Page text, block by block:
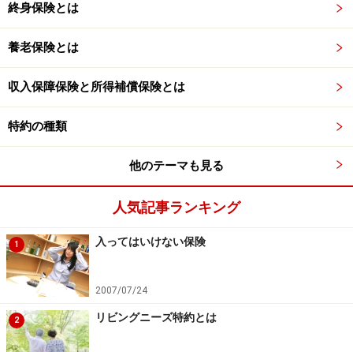
妻が専業主婦などの場合、何も考えることなく、「契約
者」を夫にしてしまうことが多いようですが、受け取り
時のことなど考えると、「契約者」は妻にしておくべき
来、仕事をして収入を得たときには、所得税の計算をす
る際「生命保険料控除」を受けられます。
どちらにしても、夫の分の保険料だけでも、夫が受けら
れる｢生命保険料控除｣の上限はオーバーしていることが
ほとんどですから、わざわざ「契約者」を夫にしておく
メリットはないでしょう。
保障の内容も大事、契約形態も重要
このように考えると、夫婦の保険は、二人別々に単独の
終身保険とは
養老保険とは
収入保障保険と所得補償保険とは
特約の種類
他のテーマも見る
人気記事ランキング
1 入ってはいけない保険
2007/07/24
2 リビングニーズ特約とは